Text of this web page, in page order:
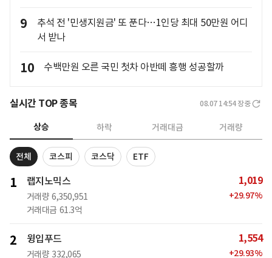
9
추석 전 '민생지원금' 또 푼다…1인당 최대 50만원 어디
서 받나
10 수백만원 오른 국민 첫차 아반떼 흥행 성공할까
실시간 TOP 종목 08.07 14:54 장중
상승 하락 거래대금 거래량
전체 코스피 코스닥 ETF
1 랩지노믹스
거래량 6,350,951
거래대금 61.3억
1,019
+29.97%
2 윙입푸드
거래량 332,065
1,554
+29.93%